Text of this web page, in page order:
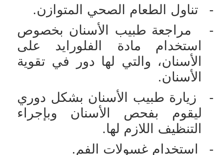
-
تناول الطعام الصحي المتوازن.
-
مراجعة طبيب الأسنان بخصوص
استخدام مادة الفلورايد على
الأسنان، والتي لها دور في تقوية
الأسنان.
-
زيارة طبيب الأسنان بشكل دوري
ليقوم بفحص الأسنان وبإجراء
التنظيف اللازم لها.
-
استخدام غسولات الفم .